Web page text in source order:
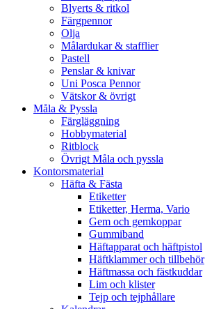
Blyerts & ritkol
Färgpennor
Olja
Målardukar & stafflier
Pastell
Penslar & knivar
Uni Posca Pennor
Vätskor & övrigt
Måla & Pyssla
Färgläggning
Hobbymaterial
Ritblock
Övrigt Måla och pyssla
Kontorsmaterial
Häfta & Fästa
Etiketter
Etiketter, Herma, Vario
Gem och gemkoppar
Gummiband
Häftapparat och häftpistol
Häftklammer och tillbehör
Häftmassa och fästkuddar
Lim och klister
Tejp och tejphållare